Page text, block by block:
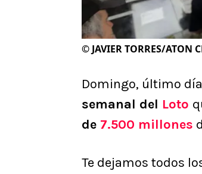
© JAVIER TORRES/ATON
Domingo, último
semanal del Loto
de 7.500 millones
Te dejamos todos